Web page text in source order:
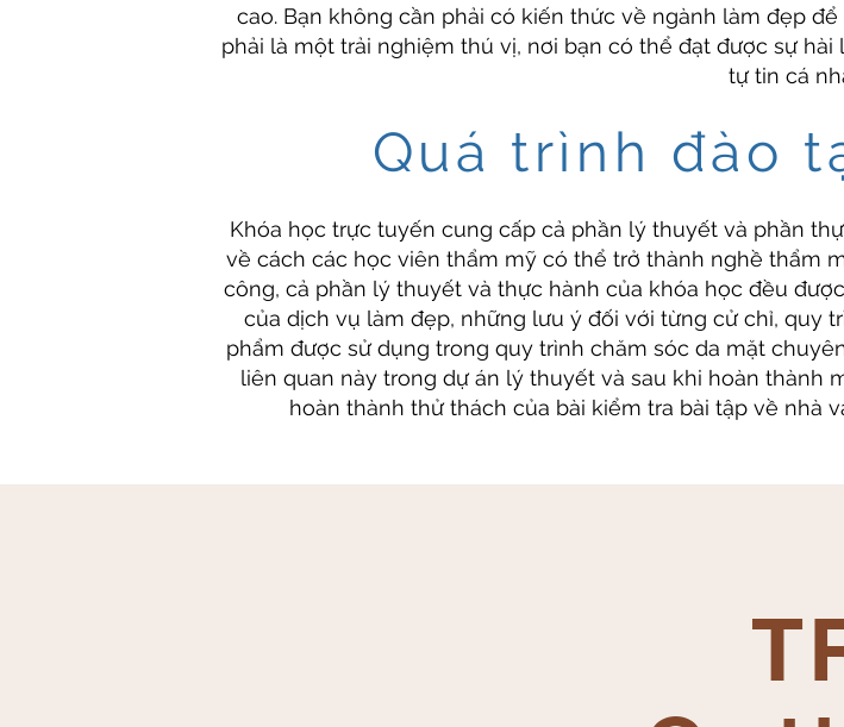
cao. Bạn không cần phải có kiến ​​thức về ngành làm đẹp
phải là một trải nghiệm thú vị, nơi bạn có thể đạt được sự
tự tin cá
Quá trình đào
Khóa học trực tuyến cung cấp cả phần lý thuyết và phần
về cách các học viên thẩm mỹ có thể trở thành nghề thẩm
công, cả phần lý thuyết và thực hành của khóa học đều
của dịch vụ làm đẹp, những lưu ý đối với từng cử chỉ, quy
phẩm được sử dụng trong quy trình chăm sóc da mặt
liên quan này trong dự án lý thuyết và sau khi hoàn thành
hoàn thành thử thách của bài kiểm tra bài tập về nhà